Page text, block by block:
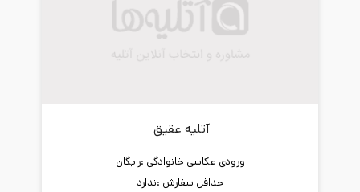
آتلیه عقیق
ورودی عکاسی خانوادگی :رایگان
حداقل سفارش :ندارد